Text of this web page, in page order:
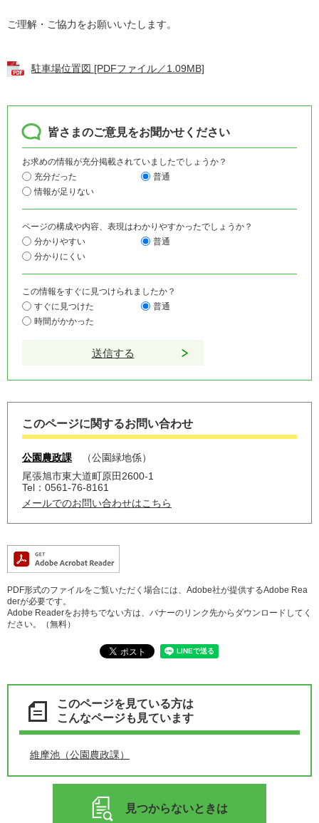
ご理解・ご協力をお願いいたします。
駐車場位置図 [PDFファイル／1.09MB]
皆さまのご意見をお聞かせください
お求めの情報が充分掲載されていましたでしょうか？
充分だった
普通
情報が足りない
ページの構成や内容、表現はわかりやすかったでしょうか？
分かりやすい
普通
分かりにくい
この情報をすぐに見つけられましたか？
すぐに見つけた
普通
時間がかかった
このページに関するお問い合わせ
公園農政課
公園緑地係
尾張旭市東大道町原田2600-1
Tel：0561-76-8161
メールでのお問い合わせはこちら
PDF形式のファイルをご覧いただく場合には、Adobe社が提供するAdobe Rea
derが必要です。
Adobe Readerをお持ちでない方は、バナーのリンク先からダウンロードしてく
ださい。（無料）
このページを見ている方は
こんなページも見ています
維摩池（公園農政課）
見つからないときは